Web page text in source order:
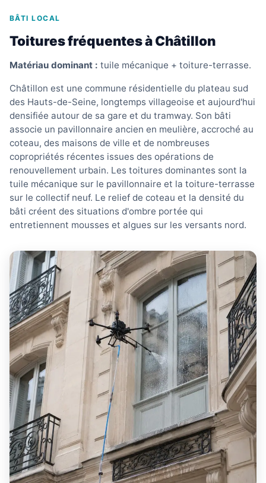
BÂTI LOCAL
Toitures fréquentes à Châtillon
Matériau dominant : tuile mécanique + toiture-terrasse.
Châtillon est une commune résidentielle du plateau sud
des Hauts-de-Seine, longtemps villageoise et aujourd'hui
densifiée autour de sa gare et du tramway. Son bâti
associe un pavillonnaire ancien en meulière, accroché au
coteau, des maisons de ville et de nombreuses
copropriétés récentes issues des opérations de
renouvellement urbain. Les toitures dominantes sont la
tuile mécanique sur le pavillonnaire et la toiture-terrasse
sur le collectif neuf. Le relief de coteau et la densité du
bâti créent des situations d'ombre portée qui
entretiennent mousses et algues sur les versants nord.